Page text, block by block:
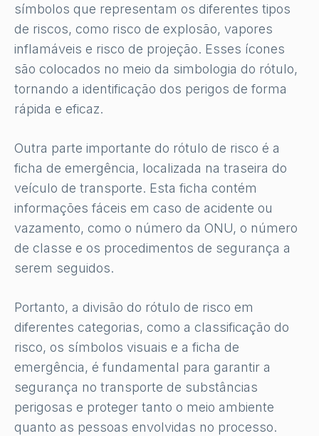
símbolos que representam os diferentes tipos
de riscos, como risco de explosão, vapores
inflamáveis ​​e risco de projeção. Esses ícones
são colocados no meio da simbologia do rótulo,
tornando a identificação dos perigos de forma
rápida e eficaz.
Outra parte importante do rótulo de risco é a
ficha de emergência, localizada na traseira do
veículo de transporte. Esta ficha contém
informações fáceis em caso de acidente ou
vazamento, como o número da ONU, o número
de classe e os procedimentos de segurança a
serem seguidos.
Portanto, a divisão do rótulo de risco em
diferentes categorias, como a classificação do
risco, os símbolos visuais e a ficha de
emergência, é fundamental para garantir a
segurança no transporte de substâncias
perigosas e proteger tanto o meio ambiente
quanto as pessoas envolvidas no processo.